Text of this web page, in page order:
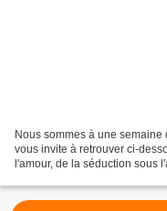
Nous sommes à une
vous invite à retrouver ci-
l'amour, de la séduction sous